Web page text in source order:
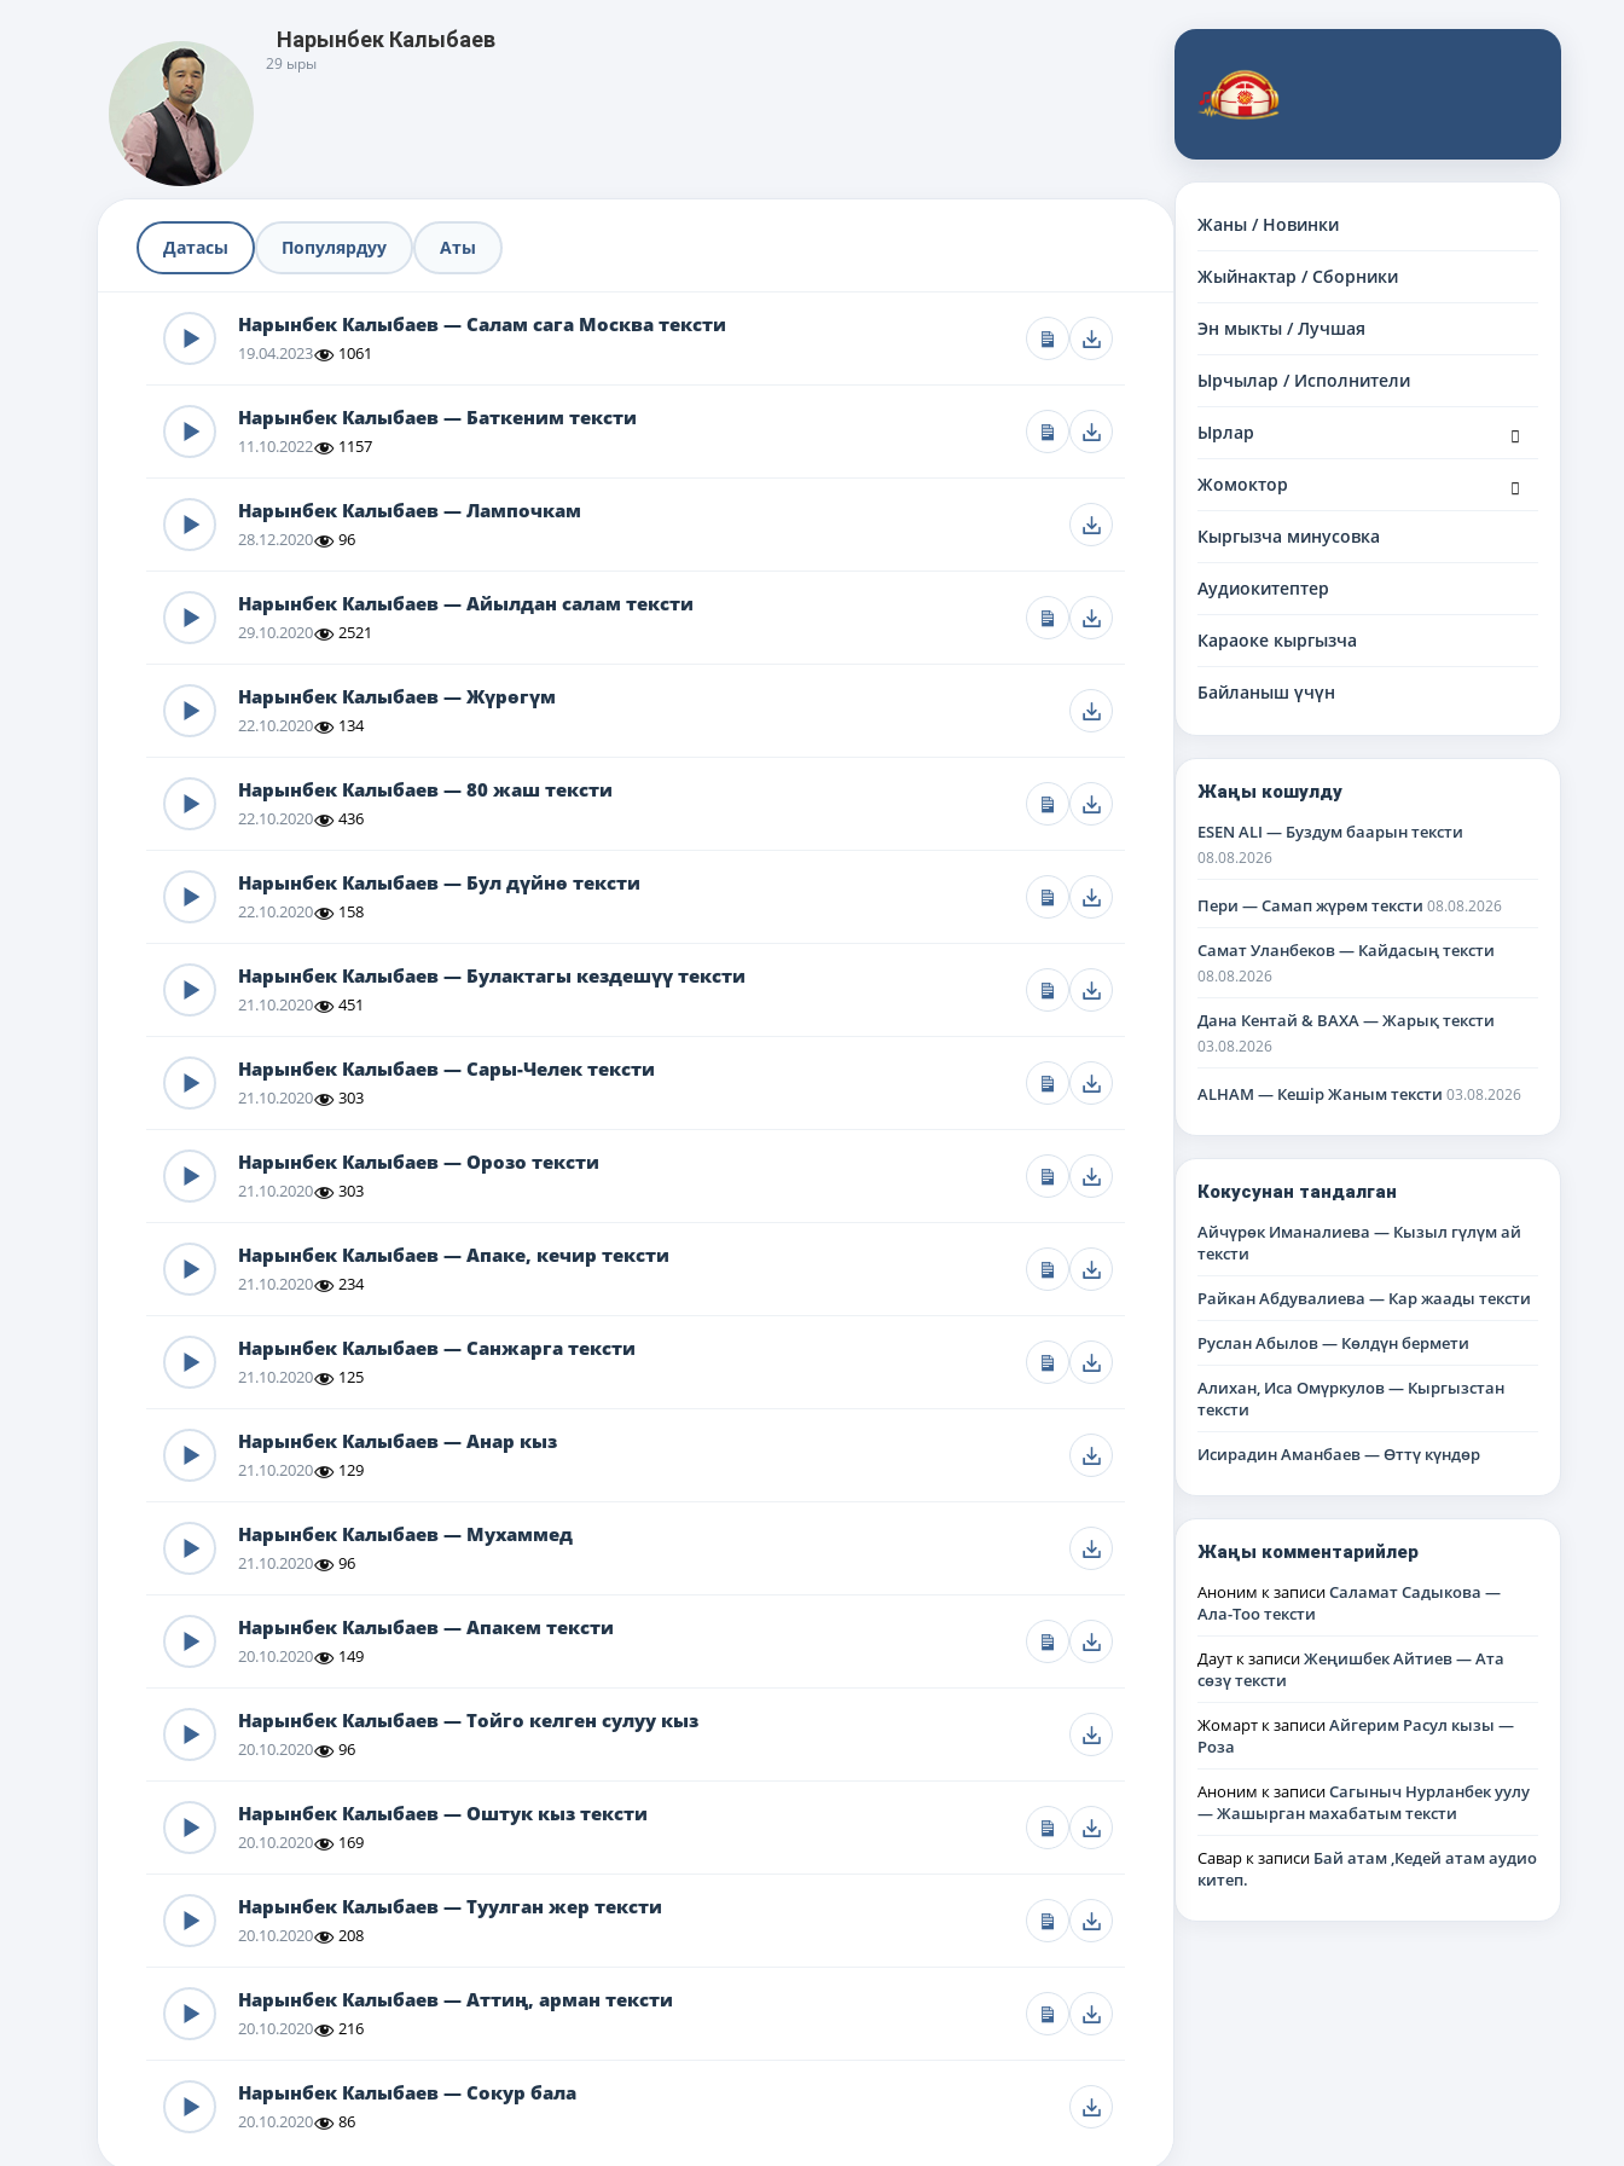
Жаны / Новинки
Жыйнактар / Сборники
Эн мыкты / Лучшая
Ырчылар / Исполнители
Ырлар
дочернее
Жомоктор
дочернее
Кыргызча минусовка
Аудиокитептер
Караоке кыргызча
Байланыш үчүн
Жаңы кошулду
ESEN ALI — Буздум баарын тексти
08.08.2026
Пери — Самап жүрөм тексти 08.08.2026
Самат Уланбеков — Кайдасың тексти
08.08.2026
Дана Кентай & BAXA — Жарық тексти
03.08.2026
ALHAM — Кешір Жаным тексти 03.08.2026
Кокусунан тандалган
Айчүрөк Иманалиева — Кызыл гүлүм ай
тексти
Райкан Абдувалиева — Кар жаады тексти
Руслан Абылов — Көлдүн бермети
Алихан, Иса Омүркулов — Кыргызстан
тексти
Исирадин Аманбаев — Өттү күндөр
Жаңы комментарийлер
Аноним к записиСаламат Садыкова —
Ала-Тоо тексти
Даут к записиЖеңишбек Айтиев — Ата
сөзү тексти
Жомарт к записиАйгерим Расул кызы —
Роза
Аноним к записиСагыныч Нурланбек уулу
— Жашырган махабатым тексти
Савар к записи Бай атам ,Кедей атам аудио
китеп.
Нарынбек Калыбаев
29 ыры
Датасы Популярдуу Аты
Нарынбек Калыбаев — Салам сага Москва тексти
19.04.2023 1061
Нарынбек Калыбаев — Баткеним тексти
11.10.2022 1157
Нарынбек Калыбаев — Лампочкам
28.12.2020 96
Нарынбек Калыбаев — Айылдан салам тексти
29.10.2020 2521
Нарынбек Калыбаев — Жүрөгүм
22.10.2020 134
Нарынбек Калыбаев — 80 жаш тексти
22.10.2020 436
Нарынбек Калыбаев — Бул дүйнө тексти
22.10.2020 158
Нарынбек Калыбаев — Булактагы кездешүү тексти
21.10.2020 451
Нарынбек Калыбаев — Сары-Челек тексти
21.10.2020 303
Нарынбек Калыбаев — Орозо тексти
21.10.2020 303
Нарынбек Калыбаев — Апаке, кечир тексти
21.10.2020 234
Нарынбек Калыбаев — Санжарга тексти
21.10.2020 125
Нарынбек Калыбаев — Анар кыз
21.10.2020 129
Нарынбек Калыбаев — Мухаммед
21.10.2020 96
Нарынбек Калыбаев — Апакем тексти
20.10.2020 149
Нарынбек Калыбаев — Тойго келген сулуу кыз
20.10.2020 96
Нарынбек Калыбаев — Оштук кыз тексти
20.10.2020 169
Нарынбек Калыбаев — Туулган жер тексти
20.10.2020 208
Нарынбек Калыбаев — Аттиң, арман тексти
20.10.2020 216
Нарынбек Калыбаев — Сокур бала
20.10.2020 86